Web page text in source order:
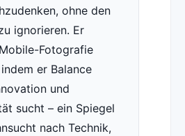
ohne den
ignorieren. Er
Fotografie
er Balance
und
sucht – ein Spiegel
nach Technik,